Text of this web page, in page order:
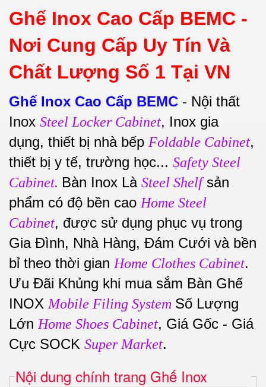
Ghế Inox Cao Cấp BEMC -
Nơi Cung Cấp Uy Tín Và
Chất Lượng Số 1 Tại VN
Ghế Inox Cao Cấp BEMC - Nội thất
Inox Steel Locker Cabinet, Inox gia
dụng, thiết bị nhà bếp Foldable Cabinet,
thiết bị y tế, trường học... Safety Steel
Cabinet. Bàn Inox Là Steel Shelfsản
phẩm có độ bền cao Home Steel
Cabinet, được sử dụng phục vụ trong
Gia Đình, Nhà Hàng, Đám Cưới và bền
bỉ theo thời gian Home Clothes Cabinet.
Ưu Đãi Khủng khi mua sắm Bàn Ghế
INOX Mobile Filing System Số Lượng
Lớn Home Shoes Cabinet, Giá Gốc - Giá
Cực SOCK Super Market.
Nội dung chính trang Ghế Inox